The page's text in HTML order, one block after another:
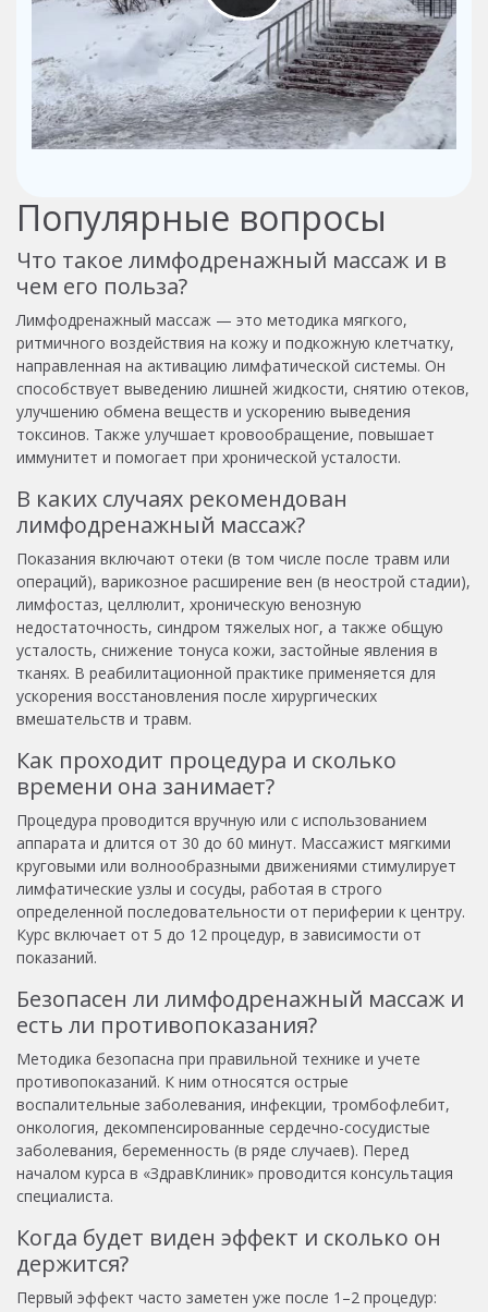
Популярные вопросы
Что такое лимфодренажный массаж и в
чем его польза?
Лимфодренажный массаж — это методика мягкого,
ритмичного воздействия на кожу и подкожную клетчатку,
направленная на активацию лимфатической системы. Он
способствует выведению лишней жидкости, снятию отеков,
улучшению обмена веществ и ускорению выведения
токсинов. Также улучшает кровообращение, повышает
иммунитет и помогает при хронической усталости.
В каких случаях рекомендован
лимфодренажный массаж?
Показания включают отеки (в том числе после травм или
операций), варикозное расширение вен (в неострой стадии),
лимфостаз, целлюлит, хроническую венозную
недостаточность, синдром тяжелых ног, а также общую
усталость, снижение тонуса кожи, застойные явления в
тканях. В реабилитационной практике применяется для
ускорения восстановления после хирургических
вмешательств и травм.
Как проходит процедура и сколько
времени она занимает?
Процедура проводится вручную или с использованием
аппарата и длится от 30 до 60 минут. Массажист мягкими
круговыми или волнообразными движениями стимулирует
лимфатические узлы и сосуды, работая в строго
определенной последовательности от периферии к центру.
Курс включает от 5 до 12 процедур, в зависимости от
показаний.
Безопасен ли лимфодренажный массаж и
есть ли противопоказания?
Методика безопасна при правильной технике и учете
противопоказаний. К ним относятся острые
воспалительные заболевания, инфекции, тромбофлебит,
онкология, декомпенсированные сердечно-сосудистые
заболевания, беременность (в ряде случаев). Перед
началом курса в «ЗдравКлиник» проводится консультация
специалиста.
Когда будет виден эффект и сколько он
держится?
Первый эффект часто заметен уже после 1–2 процедур: